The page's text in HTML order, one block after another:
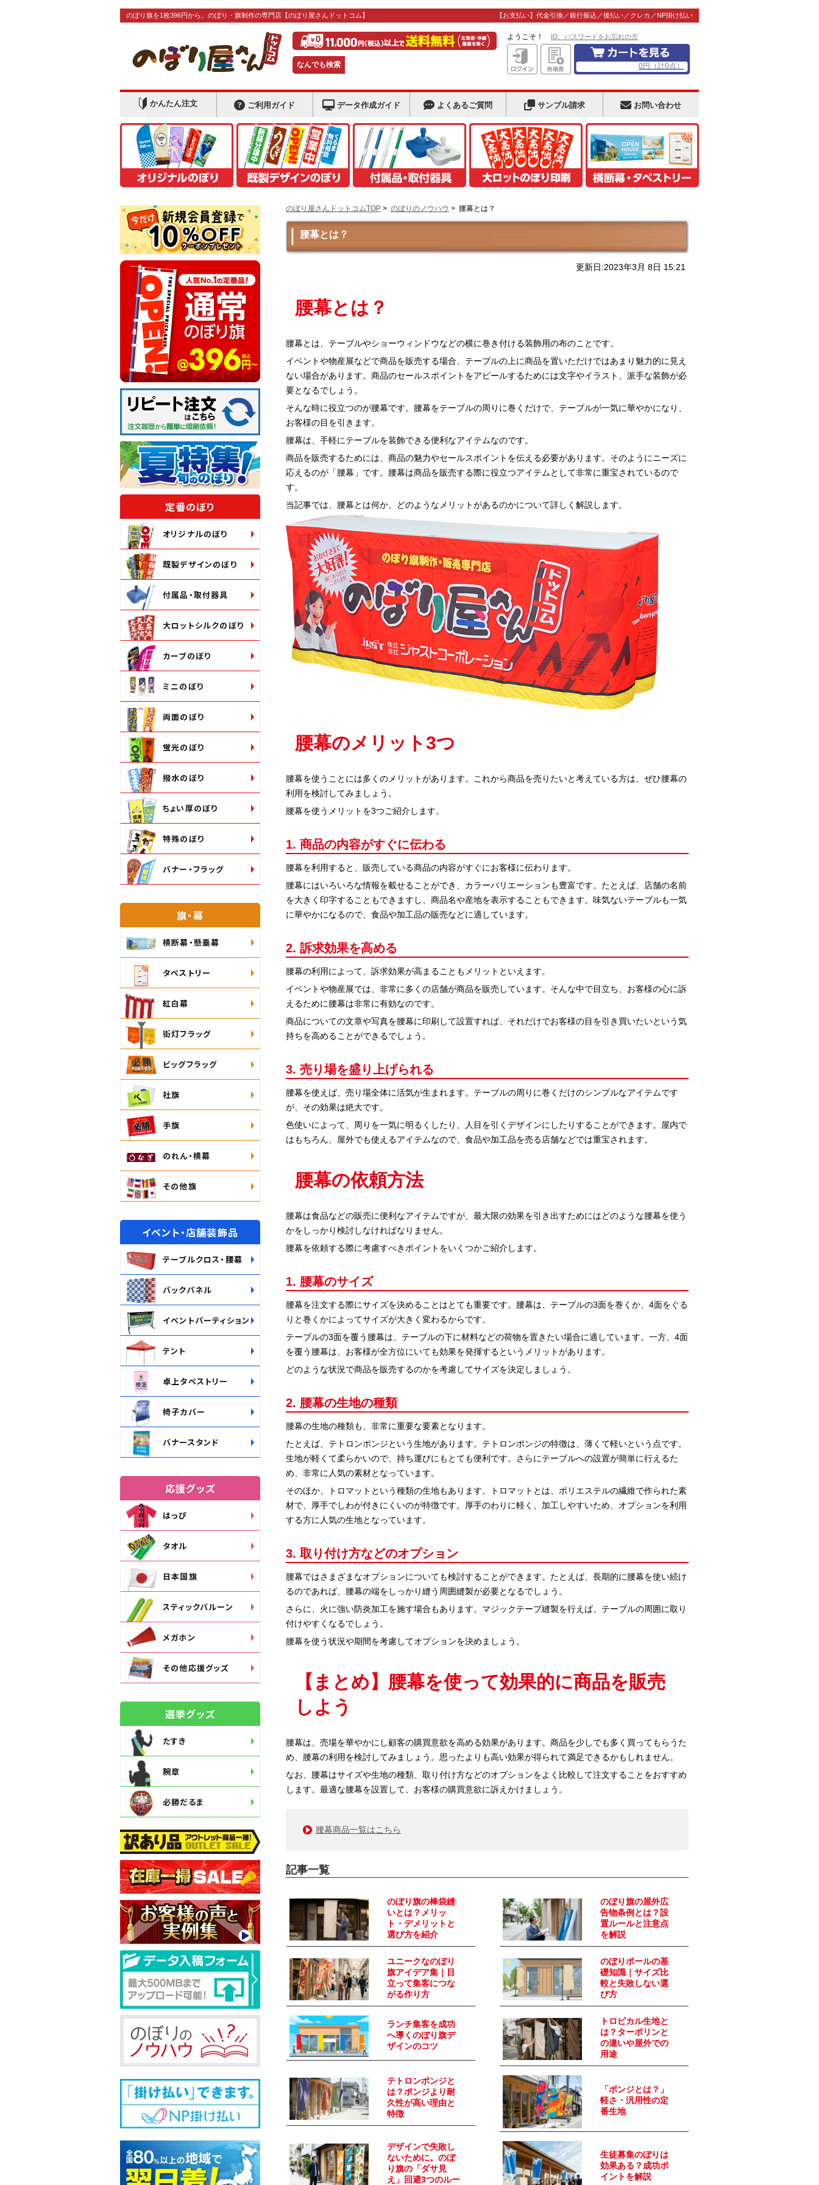
のぼり旗を1枚396円から。のぼり・旗制作の専門店 【のぼり屋さんドットコム】 【お支払い】代金引換／銀行振込／後払い／クレカ／NP掛け払い
なんでも検索
ようこそ！ ID、パスワードをお忘れの方
0円 （計0点）
かんたん注文 ご利用ガイド データ作成ガイド よくあるご質問 サンプル請求 お問い合わせ
のぼり屋さんドットコムTOP > のぼりのノウハウ > 腰幕とは？
腰幕とは？
更新日:2023年3月 8日 15:21
腰幕とは？
腰幕とは、テーブルやショーウィンドウなどの横に巻き付ける装飾用の布のことです。
イベントや物産展などで商品を販売する場合、テーブルの上に商品を置いただけではあまり魅力的に見え
ない場合があります。商品のセールスポイントをアピールするためには文字やイラスト、派手な装飾が必
要となるでしょう。
そんな時に役立つのが腰幕です。腰幕をテーブルの周りに巻くだけで、テーブルが一気に華やかになり、
お客様の目を引きます。
腰幕は、手軽にテーブルを装飾できる便利なアイテムなのです。
商品を販売するためには、商品の魅力やセールスポイントを伝える必要があります。そのようにニーズに
応えるのが「腰幕」です。腰幕は商品を販売する際に役立つアイテムとして非常に重宝されているので
す。
当記事では、腰幕とは何か、どのようなメリットがあるのかについて詳しく解説します。
腰幕のメリット3つ
腰幕を使うことには多くのメリットがあります。これから商品を売りたいと考えている方は、ぜひ腰幕の
利用を検討してみましょう。
腰幕を使うメリットを3つご紹介します。
1. 商品の内容がすぐに伝わる
腰幕を利用すると、販売している商品の内容がすぐにお客様に伝わります。
腰幕にはいろいろな情報を載せることができ、カラーバリエーションも豊富です。たとえば、店舗の名前
を大きく印字することもできますし、商品名や産地を表示することもできます。味気ないテーブルも一気
に華やかになるので、食品や加工品の販売などに適しています。
2. 訴求効果を高める
腰幕の利用によって、訴求効果が高まることもメリットといえます。
イベントや物産展では、非常に多くの店舗が商品を販売しています。そんな中で目立ち、お客様の心に訴
えるために腰幕は非常に有効なのです。
商品についての文章や写真を腰幕に印刷して設置すれば、それだけでお客様の目を引き買いたいという気
持ちを高めることができるでしょう。
3. 売り場を盛り上げられる
腰幕を使えば、売り場全体に活気が生まれます。テーブルの周りに巻くだけのシンプルなアイテムです
が、その効果は絶大です。
色使いによって、周りを一気に明るくしたり、人目を引くデザインにしたりすることができます。屋内で
はもちろん、屋外でも使えるアイテムなので、食品や加工品を売る店舗などでは重宝されます。
腰幕の依頼方法
腰幕は食品などの販売に便利なアイテムですが、最大限の効果を引き出すためにはどのような腰幕を使う
かをしっかり検討しなければなりません。
腰幕を依頼する際に考慮すべきポイントをいくつかご紹介します。
1. 腰幕のサイズ
腰幕を注文する際にサイズを決めることはとても重要です。腰幕は、テーブルの3面を巻くか、4面をぐる
りと巻くかによってサイズが大きく変わるからです。
テーブルの3面を覆う腰幕は、テーブルの下に材料などの荷物を置きたい場合に適しています。一方、4面
を覆う腰幕は、お客様が全方位にいても効果を発揮するというメリットがあります。
どのような状況で商品を販売するのかを考慮してサイズを決定しましょう。
2. 腰幕の生地の種類
腰幕の生地の種類も、非常に重要な要素となります。
たとえば、テトロンポンジという生地があります。テトロンポンジの特徴は、薄くて軽いという点です。
生地が軽くて柔らかいので、持ち運びにもとても便利です。さらにテーブルへの設置が簡単に行えるた
め、非常に人気の素材となっています。
そのほか、トロマットという種類の生地もあります。トロマットとは、ポリエステルの繊維で作られた素
材で、厚手でしわが付きにくいのが特徴です。厚手のわりに軽く、加工しやすいため、オプションを利用
する方に人気の生地となっています。
3. 取り付け方などのオプション
腰幕ではさまざまなオプションについても検討することができます。たとえば、長期的に腰幕を使い続け
るのであれば、腰幕の端をしっかり縫う周囲縫製が必要となるでしょう。
さらに、火に強い防炎加工を施す場合もあります。マジックテープ縫製を行えば、テーブルの周囲に取り
付けやすくなるでしょう。
腰幕を使う状況や期間を考慮してオプションを決めましょう。
【まとめ】腰幕を使って効果的に商品を販売
しよう
腰幕は、売場を華やかにし顧客の購買意欲を高める効果があります。商品を少しでも多く買ってもらうた
め、腰幕の利用を検討してみましょう。思ったよりも高い効果が得られて満足できるかもしれません。
なお、腰幕はサイズや生地の種類、取り付け方などのオプションをよく比較して注文することをおすすめ
します。最適な腰幕を設置して、お客様の購買意欲に訴えかけましょう。
腰幕商品一覧はこちら
記事一覧
のぼり旗の棒袋縫
いとは？メリッ
ト・デメリットと
選び方を紹介
のぼり旗の屋外広
告物条例とは？設
置ルールと注意点
を解説
ユニークなのぼり
旗アイデア集｜目
立って集客につな
がる作り方
のぼりポールの基
礎知識｜サイズ比
較と失敗しない選
び方
ランチ集客を成功
へ導くのぼり旗デ
ザインのコツ
トロピカル生地と
は？ターポリンと
の違いや屋外での
用途
テトロンポンジと
は？ポンジより耐
久性が高い理由と
特徴
「ポンジとは？」
軽さ・汎用性の定
番生地
デザインで失敗し
ないために。のぼ
り旗の「ダサ見
え」回避3つのルー
生徒募集のぼりは
効果ある？成功ポ
イントを解説
定番のぼり
オリジナルのぼり
既製デザインのぼり
付属品・取付器具
大ロットシルクのぼり
カーブのぼり
ミニのぼり
両面のぼり
蛍光のぼり
撥水のぼり
ちょい厚のぼり
特殊のぼり
バナー・フラッグ
旗・幕
横断幕・懸垂幕
タペストリー
紅白幕
街灯フラッグ
ビッグフラッグ
社旗
手旗
のれん・横幕
その他旗
イベント・店舗装飾品
テーブルクロス・腰幕
バックパネル
イベントパーティション
テント
卓上タペストリー
椅子カバー
バナースタンド
応援グッズ
はっぴ
タオル
日本国旗
スティックバルーン
メガホン
その他応援グッズ
選挙グッズ
たすき
腕章
必勝だるま